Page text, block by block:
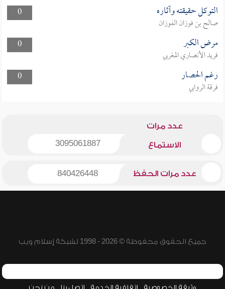
0
التوكل حقيقته وآثاره
صالح بن فوزان الفوزان
0
مرض الكبر
فريد الأنصاري المغربي
0
رغم الحصار
فرقة الروابي
عدد مرات
الاستماع 3095061887
عدد مرات الحفظ 840426448
جميع الحقوق محفوظة © 2026 - 1998 لشبكة إسلام ويب
وثيقة الخصوصية اتفاقية الخدمة اتصل بنا من نحن